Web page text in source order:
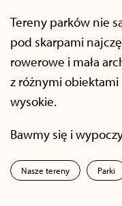
Tereny parków nie
pod skarpami
rowerowe i mała
z różnymi
wysokie.
Bawmy się i
Nasze tereny Parki